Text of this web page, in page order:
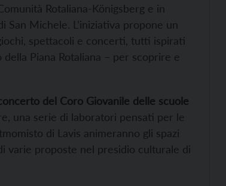
Rotaliana-Königsberg e in
Michele. L’iniziativa propone un
spettacoli e concerti, tutti ispirati
Piana Rotaliana – per scoprire e
del Coro Giovanile delle scuole
una serie di laboratori pensati per le
di Lavis animeranno gli spazi
varie proposte nel presidio culturale di